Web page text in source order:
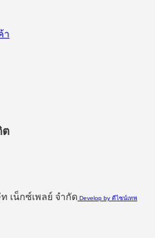
า
ต
เน็กซ์เพลย์ จำกัด Develop by ดีไซน์เทพ